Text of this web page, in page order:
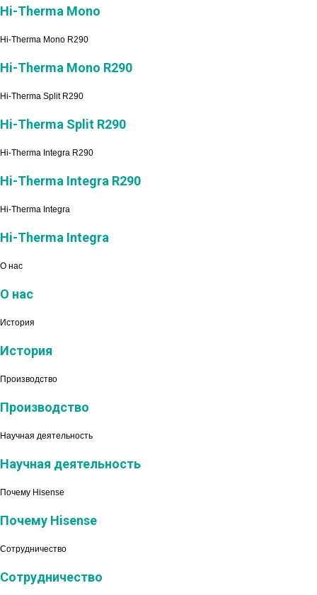
Hi-Therma Mono
Hi-Therma Mono R290
Hi-Therma Mono R290
Hi-Therma Split R290
Hi-Therma Split R290
Hi-Therma Integra R290
Hi-Therma Integra R290
Hi-Therma Integra
Hi-Therma Integra
О нас
О нас
История
История
Производство
Производство
Научная деятельность
Научная деятельность
Почему Hisense
Почему Hisense
Сотрудничество
Сотрудничество